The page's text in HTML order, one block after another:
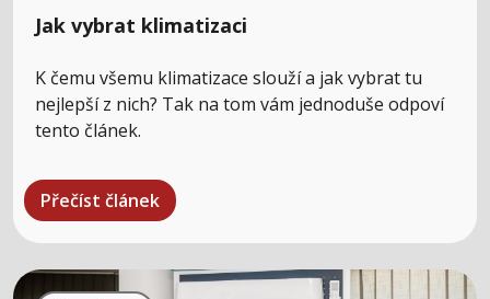
Jak vybrat klimatizaci
K čemu všemu klimatizace slouží a jak vybrat tu
nejlepší z nich? Tak na tom vám jednoduše odpoví
tento článek.
Přečíst článek